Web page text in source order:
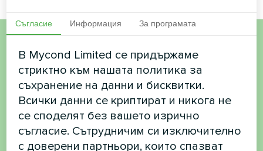
Искате да купите или
имате въпроси?
Свържете се с нас и ние ще ви
помогнем
Съгласие Информация За програмата
В Mycond Limited се придържаме
стриктно към нашата политика за
съхранение на данни и бисквитки.
Всички данни се криптират и никога не
се споделят без вашето изрично
съгласие. Сътрудничим си изключително
с доверени партньори, които спазват